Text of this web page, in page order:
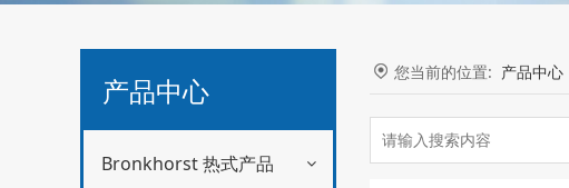
产品中心
Bronkhorst 热式产品
您当前的位置: 产品中心